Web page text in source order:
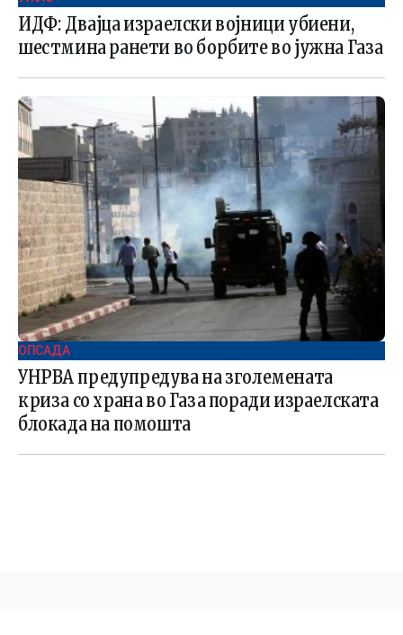
ИДФ: Двајца израелски војници убиени,
шестмина ранети во борбите во јужна Газа
ОПСАДА
УНРВА предупредува на зголемената
криза со храна во Газа поради израелската
блокада на помошта